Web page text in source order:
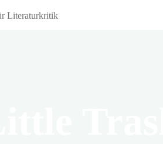
Literaturkritik